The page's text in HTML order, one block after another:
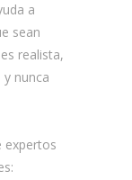
a
sean
realista,
nunca
expertos